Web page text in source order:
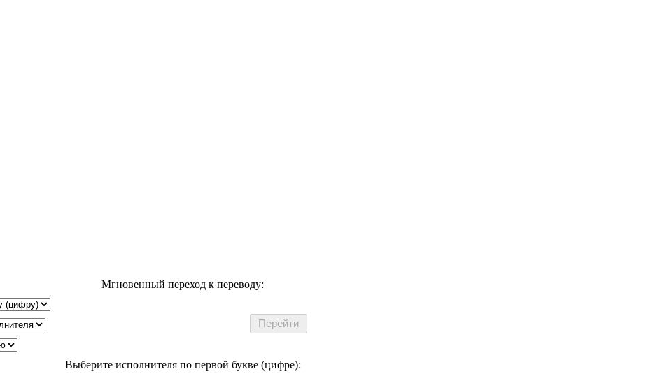
Мгновенный переход к переводу:
Выберите исполнителя по первой букве (цифре):